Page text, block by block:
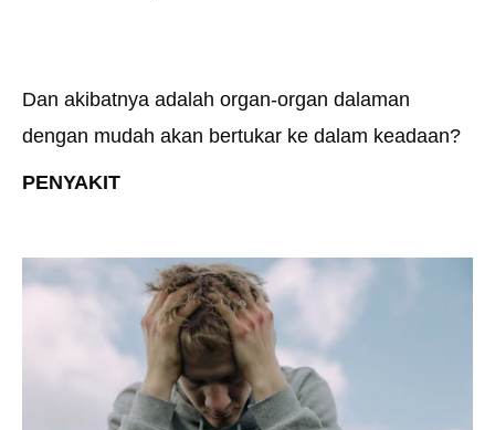
Dan akibatnya adalah organ-organ dalaman
dengan mudah akan bertukar ke dalam keadaan?
PENYAKIT